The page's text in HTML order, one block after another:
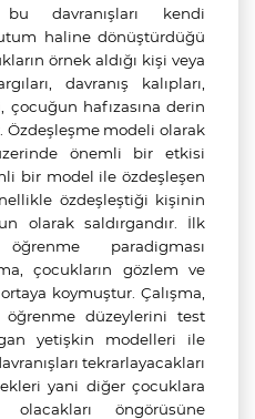
davranışları kendi
haline dönüştürdüğü
örnek aldığı kişi veya
davranış kalıpları,
çocuğun hafızasına derin
Özdeşleşme modeli olarak
önemli bir etkisi
bir model ile özdeşleşen
özdeşleştiği kişinin
olarak saldırgandır. İlk
paradigması
çocukların gözlem ve
koymuştur. Çalışma,
düzeylerini test
yetişkin modelleri ile
tekrarlayacakları
yani diğer çocuklara
öngörüsüne